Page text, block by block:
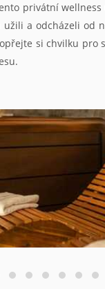
privátní
a odcházeli od
si chvilku pro